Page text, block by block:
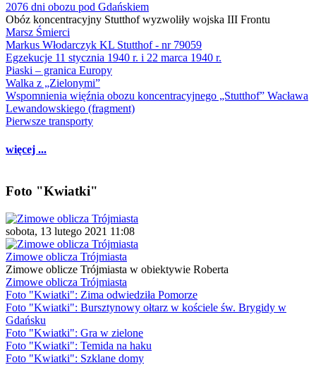
2076 dni obozu pod Gdańskiem
Obóz koncentracyjny Stutthof wyzwoliły wojska III Frontu
Marsz Śmierci
Markus Włodarczyk KL Stutthof - nr 79059
Egzekucje 11 stycznia 1940 r. i 22 marca 1940 r.
Piaski – granica Europy
Walka z „Zielonymi”
Wspomnienia więźnia obozu koncentracyjnego „Stutthof” Wacława
Lewandowskiego (fragment)
Pierwsze transporty
więcej ...
Foto "Kwiatki"
sobota, 13 lutego 2021 11:08
Zimowe oblicza Trójmiasta
Zimowe oblicze Trójmiasta w obiektywie Roberta
Zimowe oblicza Trójmiasta
Foto "Kwiatki": Zima odwiedziła Pomorze
Foto "Kwiatki": Bursztynowy ołtarz w kościele św. Brygidy w
Gdańsku
Foto "Kwiatki": Gra w zielone
Foto "Kwiatki": Temida na haku
Foto "Kwiatki": Szklane domy